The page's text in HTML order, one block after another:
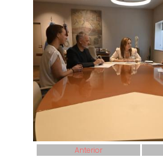
Anterior